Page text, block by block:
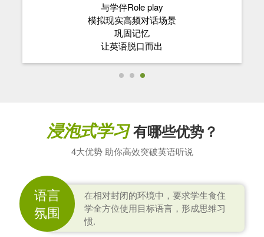
与学伴Role play
模拟现实高频对话场景
巩固记忆
让英语脱口而出
浸泡式学习有哪些优势？
4大优势 助你高效突破英语听说
语言
氛围
在相对封闭的环境中，要求学生食住
学全方位使用目标语言，形成思维习
惯.